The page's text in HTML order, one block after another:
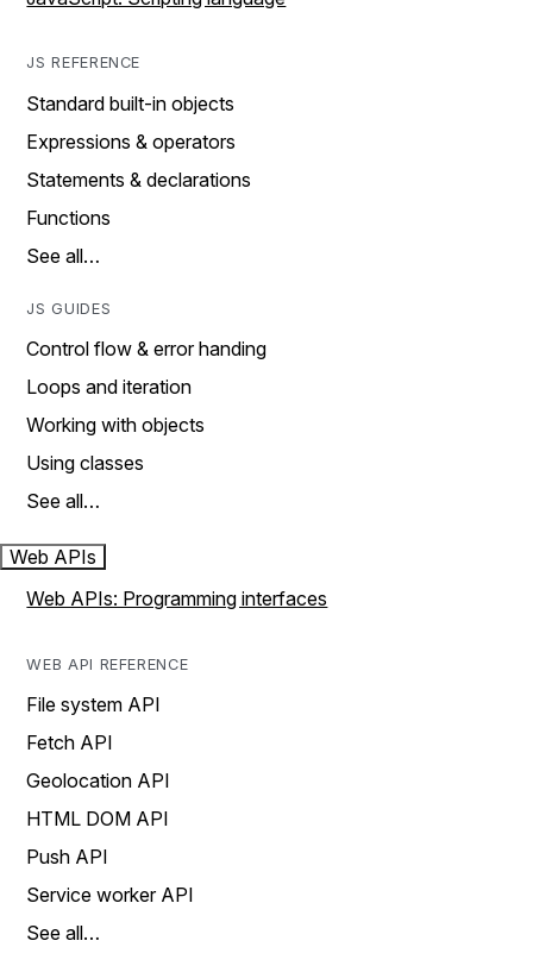
JS REFERENCE
Standard built-in objects
Expressions & operators
Statements & declarations
Functions
See all…
JS GUIDES
Control flow & error handing
Loops and iteration
Working with objects
Using classes
See all…
Web APIs
Web APIs: Programming interfaces
WEB API REFERENCE
File system API
Fetch API
Geolocation API
HTML DOM API
Push API
Service worker API
See all…